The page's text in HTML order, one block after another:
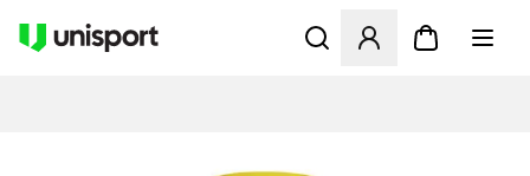
Åbner en Modal til at